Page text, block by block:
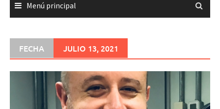
Menú principal
FECHA JULIO 13, 2021